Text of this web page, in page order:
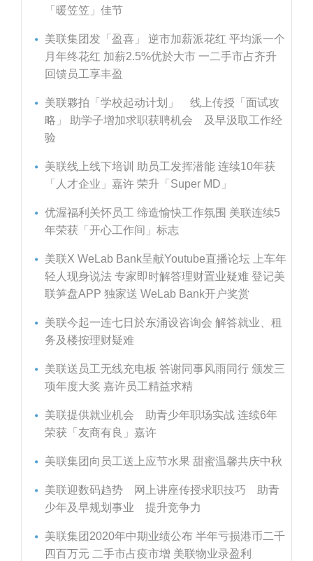
「暖笠笠」佳节
美联集团发「盈喜」 逆市加薪派花红 平均派一个
月年终花红 加薪2.5%优於大市 一二手市占齐升
回馈员工享丰盈
美联夥拍「学校起动计划」 线上传授「面试攻
略」 助学子增加求职获聘机会 及早汲取工作经
验
美联线上线下培训 助员工发挥潜能 连续10年获
「人才企业」嘉许 荣升「Super MD」
优渥福利关怀员工 缔造愉快工作氛围 美联连续5
年荣获「开心工作间」标志
美联X WeLab Bank呈献Youtube直播论坛 上车年
轻人现身说法 专家即时解答理财置业疑难 登记美
联笋盘APP 独家送 WeLab Bank开户奖赏
美联今起一连七日於东涌设咨询会 解答就业、租
务及楼按理财疑难
美联送员工无线充电板 答谢同事风雨同行 颁发三
项年度大奖 嘉许员工精益求精
美联提供就业机会 助青少年职场实战 连续6年
荣获「友商有良」嘉许
美联集团向员工送上应节水果 甜蜜温馨共庆中秋
美联迎数码趋势 网上讲座传授求职技巧 助青
少年及早规划事业 提升竞争力
美联集团2020年中期业绩公布 半年亏损港币二千
四百万元 二手市占疫市增 美联物业录盈利